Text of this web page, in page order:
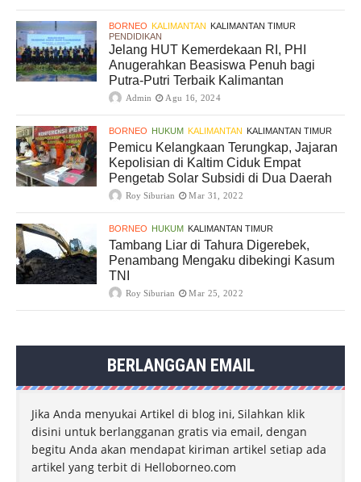
BORNEO KALIMANTAN
KALIMANTAN TIMUR
PENDIDIKAN
Jelang HUT Kemerdekaan RI, PHI
Anugerahkan Beasiswa Penuh bagi
Putra-Putri Terbaik Kalimantan
Admin Agu 16, 2024
BORNEO HUKUM KALIMANTAN KALIMANTAN TIMUR
Pemicu Kelangkaan Terungkap, Jajaran
Kepolisian di Kaltim Ciduk Empat
Pengetab Solar Subsidi di Dua Daerah
Roy Siburian Mar 31, 2022
BORNEO HUKUM KALIMANTAN TIMUR
Tambang Liar di Tahura Digerebek,
Penambang Mengaku dibekingi Kasum
TNI
Roy Siburian Mar 25, 2022
BERLANGGAN EMAIL
Jika Anda menyukai Artikel di blog ini, Silahkan klik
disini untuk berlangganan gratis via email, dengan
begitu Anda akan mendapat kiriman artikel setiap ada
artikel yang terbit di Helloborneo.com